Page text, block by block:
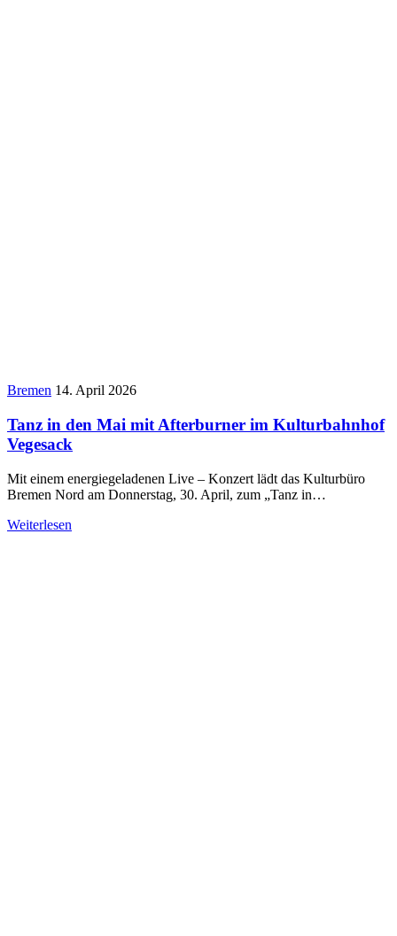
Bremen 14. April 2026
Tanz in den Mai mit Afterburner im Kulturbahnhof
Vegesack
Mit einem energiegeladenen Live – Konzert lädt das Kulturbüro
Bremen Nord am Donnerstag, 30. April, zum „Tanz in…
Weiterlesen